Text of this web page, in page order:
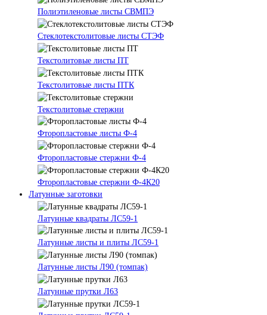
Полиэтиленовые листы СВМПЭ
Стеклотекстолитовые листы СТЭФ
Текстолитовые листы ПТ
Текстолитовые листы ПТК
Текстолитовые стержни
Фторопластовые листы Ф-4
Фторопластовые стержни Ф-4
Фторопластовые стержни Ф-4К20
Латунные заготовки
Латунные квадраты ЛС59-1
Латунные листы и плиты ЛС59-1
Латунные листы Л90 (томпак)
Латунные прутки Л63